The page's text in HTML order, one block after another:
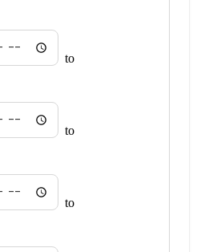
to
to
to